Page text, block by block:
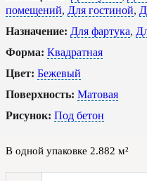
помещений, Для гостиной,
Назначение: Для фартука,
Форма: Квадратная
Цвет: Бежевый
Поверхность: Матовая
Рисунок: Под бетон
В одной упаковке 2.882 м²